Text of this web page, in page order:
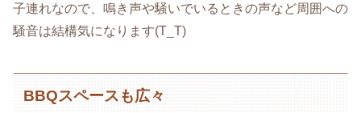
子連れなので、鳴き声や騒いでいるときの声など周囲への
騒音は結構気になります(T_T)
BBQスペースも広々